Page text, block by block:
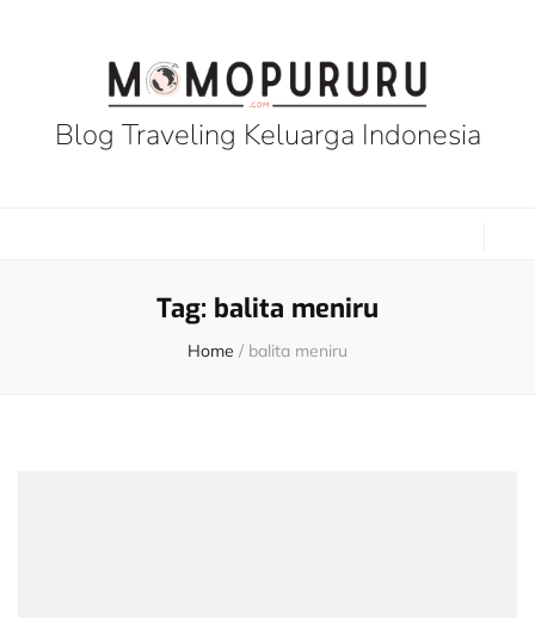
Blog Traveling Keluarga Indonesia
Tag: balita meniru
Home / balita meniru